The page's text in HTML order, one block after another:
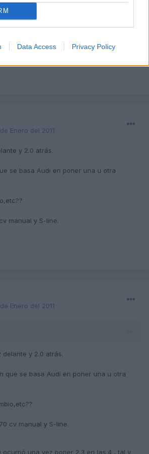
Data Access Privacy Policy
en gasolineras las garantías de poner la
brillar por su ausencia.
Enero del 2011
y 2.0 atrás.
se basa Audi en poner una u otra
manual y S-line.
Enero del 2011
delante y 2.0 atrás.
que se basa Audi en poner una u otra
cv manual y S-line.
ocurrió una vez poner 2.3 en las 4 , tal y